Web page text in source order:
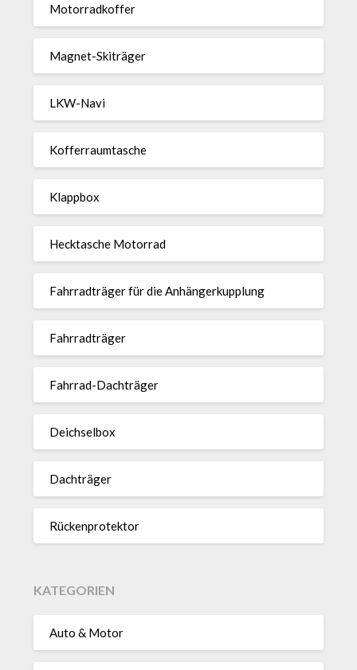
Motor­rad­koffer
Magnet-Ski­träger
LKW-Navi
Kof­fer­raum­ta­sche
Klappbox
Heck­ta­sche Motorrad
Fahr­rad­träger für die Anhän­ger­kup­p­lung
Fahr­rad­träger
Fahrrad-Dach­träger
Deich­selbox
Dach­träger
Rücken­pro­tektor
KATEGORIEN
Auto & Motor